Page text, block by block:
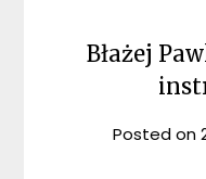
Błażej
Posted on